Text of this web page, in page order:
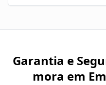
Garantia e
mora em